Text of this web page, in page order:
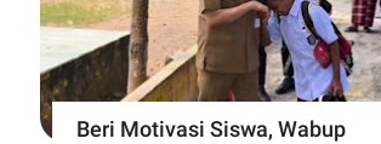
Beri Motivasi Siswa, Wabup